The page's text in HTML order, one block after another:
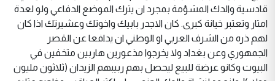
قادسية والدك المشؤمة بمجرد ان يترك الموضع الدفاعي ولو لعدة
امتار وتعتبر خيانة كبرى. كان الاجدر بابيك واخوتك وعشيرتك اذا كان
لهم ذره من الشرف العربي او الوطني ان يدافعا عن القصر
الجمهوري وعن بغداد ولا يخرجوا مذعورين هاربين متخفين في
البيوت وكانو عرضة للبيع ليحصل بهم ربيبهم الزيدان (ثلاثون مليون